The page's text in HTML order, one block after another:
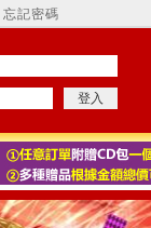
忘記密碼